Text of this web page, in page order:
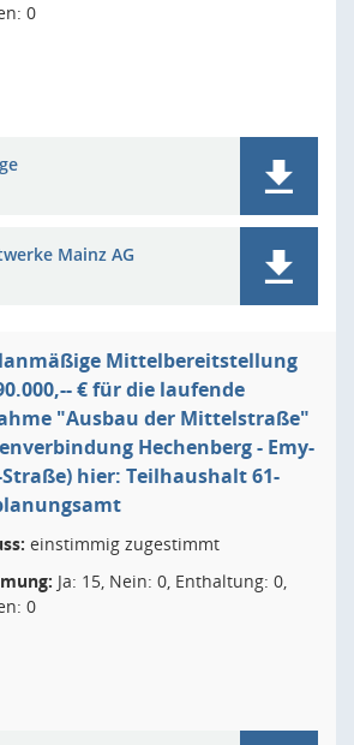
0
Mainz AG
Mittelbereitstellung
€ für die laufende
"Ausbau der Mittelstraße"
Hechenberg - Emy-
Straße) hier: Teilhaushalt 61-
einstimmig zugestimmt
Ja: 15, Nein: 0, Enthaltung: 0,
0